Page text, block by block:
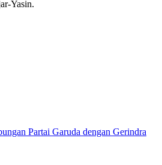
Yasin.
Partai Garuda dengan Gerindra